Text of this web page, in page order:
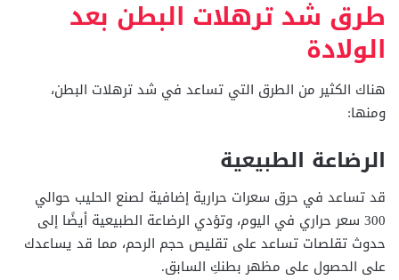
طرق شد ترهلات البطن بعد
الولادة
هناك الكثير من الطرق التي تساعد في شد ترهلات البطن،
ومنها:
الرضاعة الطبيعية
قد تساعد في حرق سعرات حرارية إضافية لصنع الحليب حوالي
300 سعر حراري في اليوم، وتؤدي الرضاعة الطبيعية أيضًا إلى
حدوث تقلصات تساعد على تقليص حجم الرحم، مما قد يساعدك
على الحصول على مظهر بطنكِ السابق.